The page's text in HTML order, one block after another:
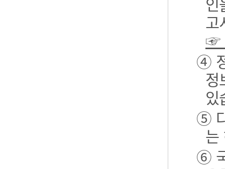
고
☞
④
정
있
⑤
는
⑥